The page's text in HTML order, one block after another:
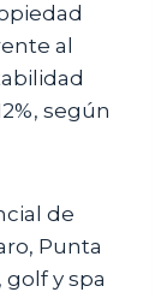
al
según
de
Punta
y spa